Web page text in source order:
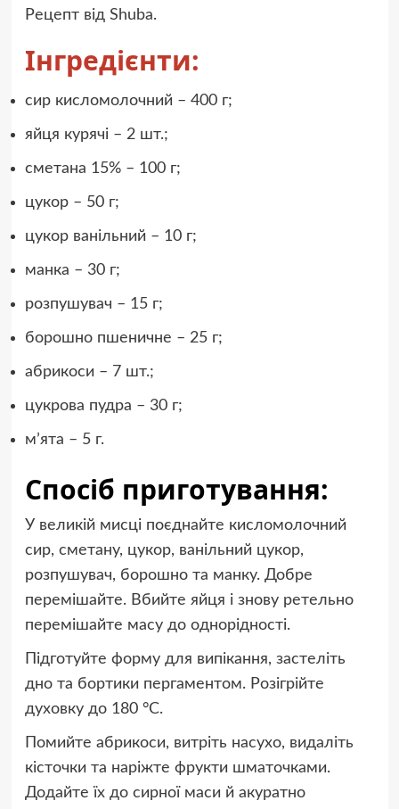
Рецепт від Shuba.
Інгредієнти:
сир кисломолочний – 400 г;
яйця курячі – 2 шт.;
сметана 15% – 100 г;
цукор – 50 г;
цукор ванільний – 10 г;
манка – 30 г;
розпушувач – 15 г;
борошно пшеничне – 25 г;
абрикоси – 7 шт.;
цукрова пудра – 30 г;
мʼята – 5 г.
Спосіб приготування:
У великій мисці поєднайте кисломолочний
сир, сметану, цукор, ванільний цукор,
розпушувач, борошно та манку. Добре
перемішайте. Вбийте яйця і знову ретельно
перемішайте масу до однорідності.
Підготуйте форму для випікання, застеліть
дно та бортики пергаментом. Розігрійте
духовку до 180 °C.
Помийте абрикоси, витріть насухо, видаліть
кісточки та наріжте фрукти шматочками.
Додайте їх до сирної маси й акуратно